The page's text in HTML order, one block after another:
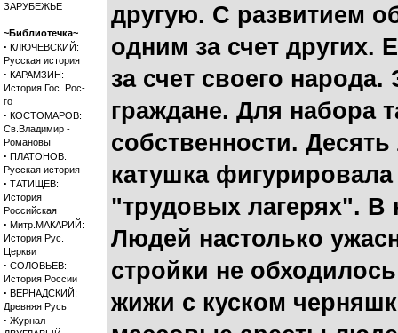
ЗАРУБЕЖЬЕ
~Библиотечка~
· КЛЮЧЕВСКИЙ:
Русская история
· КАРАМЗИН:
История Гос. Рос-
го
· КОСТОМАРОВ:
Св.Владимир -
Романовы
· ПЛАТОНОВ:
Русская история
· ТАТИЩЕВ:
История
Российская
· Митр.МАКАРИЙ:
История Рус.
Церкви
· СОЛОВЬЕВ:
История России
· ВЕРНАДСКИЙ:
Древняя Русь
· Журнал
другую. С развитием
одним за счет других.
за счет своего
граждане. Для набора
собственности.
катушка
"трудовых лагерях". В
Людей настолько
стройки не
жижи с куском